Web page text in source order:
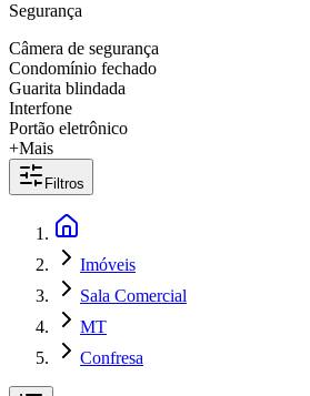
Segurança
Câmera de segurança
Condomínio fechado
Guarita blindada
Interfone
Portão eletrônico
+Mais
Filtros
Imóveis
Sala Comercial
MT
Confresa